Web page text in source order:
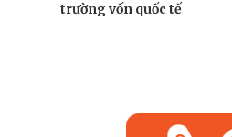
trường vốn quốc tế